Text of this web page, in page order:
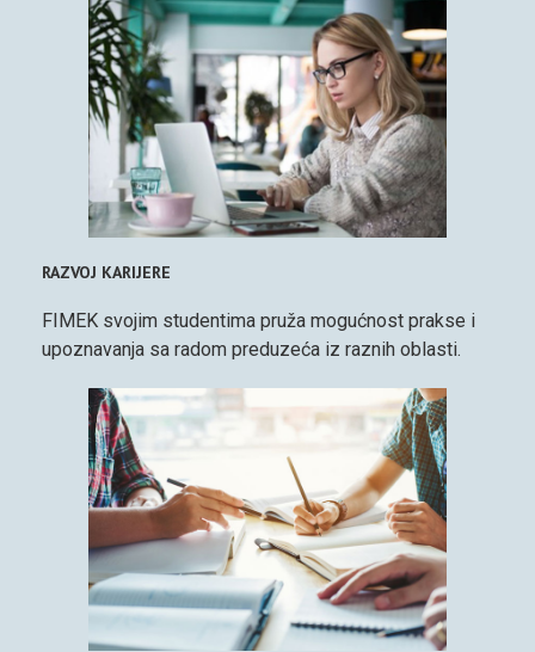
RAZVOJ KARIJERE
FIMEK svojim studentima pruža mogućnost prakse i
upoznavanja sa radom preduzeća iz raznih oblasti.